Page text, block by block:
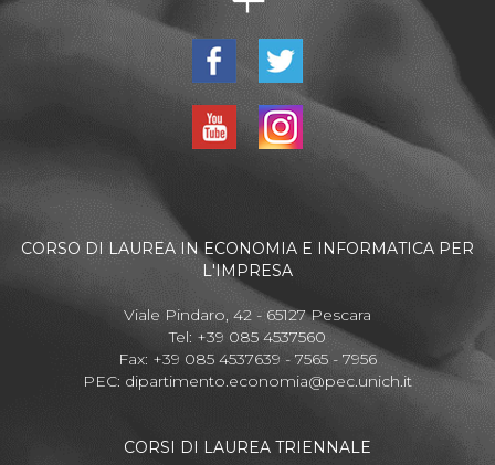
CORSO DI LAUREA IN ECONOMIA E INFORMATICA PER
L'IMPRESA
Viale Pindaro, 42 - 65127 Pescara
Tel: +39 085 4537560
Fax: +39 085 4537639 - 7565 - 7956
PEC: dipartimento.economia@pec.unich.it
CORSI DI LAUREA TRIENNALE